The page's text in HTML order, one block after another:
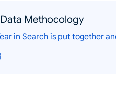
Methodology
in Search is put together